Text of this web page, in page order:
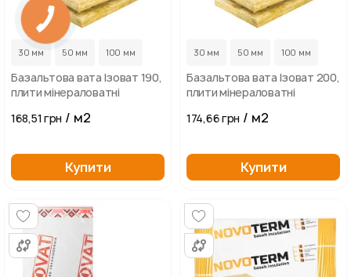
30 мм 50 мм 100 мм
Базальтова вата Ізоват 190,
плити мінераловатні
168,51 грн / м2
Купити
30 мм 50 мм 100 мм
Базальтова вата Ізоват 200,
плити мінераловатні
174,66 грн / м2
Купити